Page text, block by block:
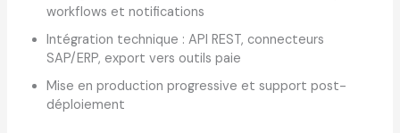
workflows et notifications
Intégration technique : API REST, connecteurs
SAP/ERP, export vers outils paie
Mise en production progressive et support post-
déploiement